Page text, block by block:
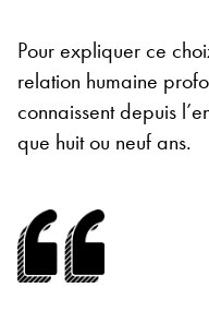
Pour expliquer ce
relation humaine
connaissent depuis
que huit ou neuf ans.